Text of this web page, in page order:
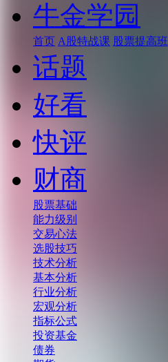
牛金学园
首页 A股特战课 股票提高班
话题
好看
快评
财商
股票基础
能力级别
交易心法
选股技巧
技术分析
基本分析
行业分析
宏观分析
指标公式
投资基金
债券